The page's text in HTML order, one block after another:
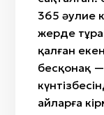
365 әулие
жерде
қалған
бесқонақ —
айларға